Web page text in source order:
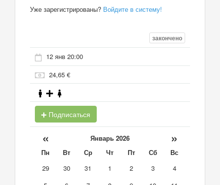
Уже зарегистрированы? Войдите в систему!
закончено
12 янв 20:00
24,65 €
Подписаться
« Январь 2026 »
Пн Вт Ср Чт Пт Сб
Вс
29
30 31 1 2 3
4